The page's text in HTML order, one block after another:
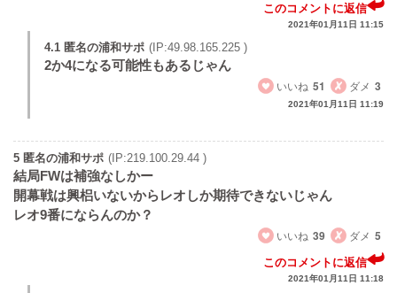
このコメントに返信
2021年01月11日 11:15
4.1 匿名の浦和サポ (IP:49.98.165.225 )
2か4になる可能性もあるじゃん
いいね 51 ダメ 3
2021年01月11日 11:19
5 匿名の浦和サポ (IP:219.100.29.44 )
結局FWは補強なしかー
開幕戦は興梠いないからレオしか期待できないじゃん
レオ9番にならんのか？
いいね 39 ダメ 5
このコメントに返信
2021年01月11日 11:18